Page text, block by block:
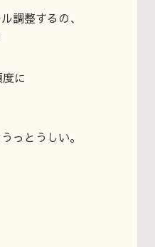
調整するの、
に
っとうしい。